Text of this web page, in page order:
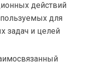
действий
для
задач и целей